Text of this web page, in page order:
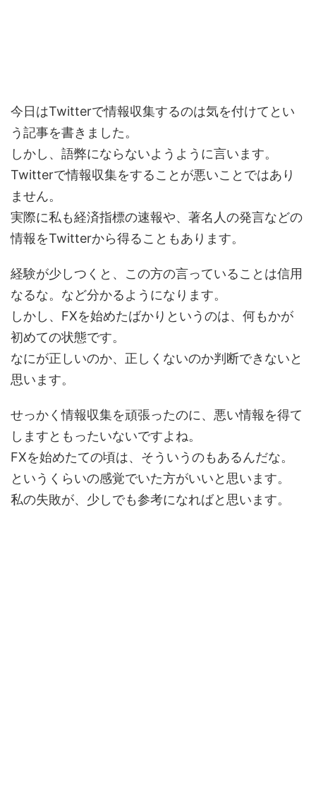
今日はTwitterで情報収集するのは気を付けてとい
う記事を書きました。
しかし、語弊にならないようように言います。
Twitterで情報収集をすることが悪いことではあり
ません。
実際に私も経済指標の速報や、著名人の発言などの
情報をTwitterから得ることもあります。
経験が少しつくと、この方の言っていることは信用
なるな。など分かるようになります。
しかし、FXを始めたばかりというのは、何もかが
初めての状態です。
なにが正しいのか、正しくないのか判断できないと
思います。
せっかく情報収集を頑張ったのに、悪い情報を得て
しますともったいないですよね。
FXを始めたての頃は、そういうのもあるんだな。
というくらいの感覚でいた方がいいと思います。
私の失敗が、少しでも参考になればと思います。